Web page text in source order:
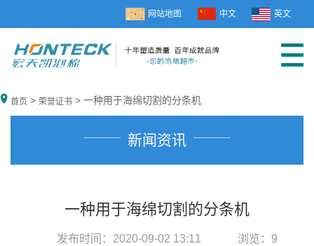
网站地图 中文 英文
首页 > 荣誉证书 > 一种用于海绵切割的分条机
新闻资讯
一种用于海绵切割的分条机
发布时间：2020-09-02 13:11 浏览： 9